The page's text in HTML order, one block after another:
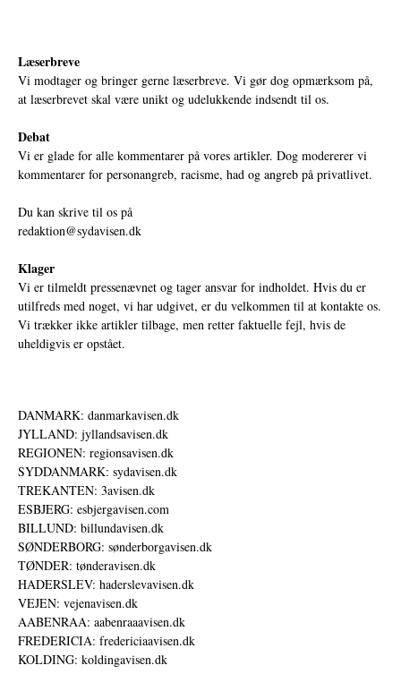
Læserbreve
Vi modtager og bringer gerne læserbreve. Vi gør dog opmærksom på,
at læserbrevet skal være unikt og udelukkende indsendt til os.
Debat
Vi er glade for alle kommentarer på vores artikler. Dog modererer vi
kommentarer for personangreb, racisme, had og angreb på privatlivet.
Du kan skrive til os på
redaktion@sydavisen.dk
Klager
Vi er tilmeldt pressenævnet og tager ansvar for indholdet. Hvis du er
utilfreds med noget, vi har udgivet, er du velkommen til at kontakte os.
Vi trækker ikke artikler tilbage, men retter faktuelle fejl, hvis de
uheldigvis er opstået.
DANMARK: danmarkavisen.dk
JYLLAND: jyllandsavisen.dk
REGIONEN: regionsavisen.dk
SYDDANMARK: sydavisen.dk
TREKANTEN: 3avisen.dk
ESBJERG: esbjergavisen.com
BILLUND: billundavisen.dk
SØNDERBORG: sønderborgavisen.dk
TØNDER: tønderavisen.dk
HADERSLEV: haderslevavisen.dk
VEJEN: vejenavisen.dk
AABENRAA: aabenraaavisen.dk
FREDERICIA: fredericiaavisen.dk
KOLDING: koldingavisen.dk